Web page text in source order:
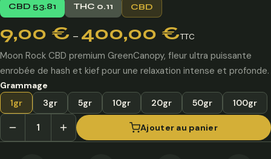
CBD 53.81
THC 0.11 CBD
9,00 € – 400,00 €
de
prix :
9,00 €
à
400,00 €
TTC
Moon Rock CBD premium GreenCanopy, fleur ultra puissante
enrobée de hash et kief pour une relaxation intense et profonde.
Grammage
1gr
3gr 5gr 10gr 20gr 50gr 100gr
Ajouter au panier